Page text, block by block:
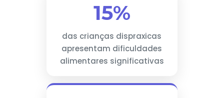
15%
das crianças dispraxicas
apresentam dificuldades
alimentares significativas